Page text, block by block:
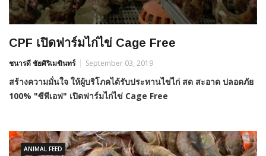
CPF เปิดฟาร์มไก่ไข่ Cage Free
ชนารดี ชัยศิริเมฆินทร์ September 03, 2019
สร้างความมั่นใจ ให้ผู้บริโภคได้รับประทานไข่ไก่ สด สะอาด ปลอดภัย
100% "ซีพีเอฟ" เปิดฟาร์มไก่ไข่ Cage Free
ANIMAL FEED